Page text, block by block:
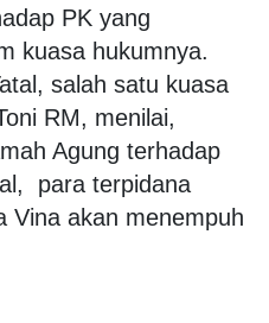
PK yang
kuasa hukumnya.
salah satu kuasa
RM, menilai,
Agung terhadap
para terpidana
Vina akan menempuh